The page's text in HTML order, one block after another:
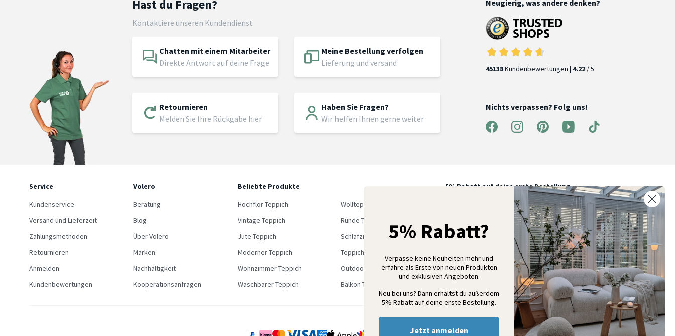
Hast du Fragen?
Kontaktiere unseren Kundendienst
Chatten mit einem Mitarbeiter
Direkte Antwort auf deine Frage
Meine Bestellung verfolgen
Lieferung und versand
Retournieren
Melden Sie Ihre Rückgabe hier
Haben Sie Fragen?
Wir helfen Ihnen gerne weiter
Neugierig, was andere denken?
45138Kundenbewertungen | 4.22 / 5
Nichts verpassen? Folg uns!
Service
Kundenservice
Versand und Lieferzeit
Zahlungsmethoden
Retournieren
Anmelden
Kundenbewertungen
Volero
Beratung
Blog
Über Volero
Marken
Nachhaltigkeit
Kooperationsanfragen
Beliebte Produkte
Hochflor Teppich
Wollteppich
Vintage Teppich
Runde Teppich
Jute Teppich
Schlafzimmer Teppich
Moderner Teppich
Teppich Outlet
Wohnzimmer Teppich
Outdoor Teppich
Waschbarer Teppich
Balkon Teppich
5% Rabatt auf deine erste Bestellung
Melde dich für unseren Newsletter an und entdecke neue
Kollektionen, Angebote und Wohnideen als Erstes
Anmelden
5% Rabatt?
Verpasse keine Neuheiten mehr und
erfahre als Erste von neuen Produkten
und exklusiven Angeboten.
Neu bei uns? Dann erhältst du außerdem
5% Rabatt auf deine erste Bestellung.
Jetzt anmelden